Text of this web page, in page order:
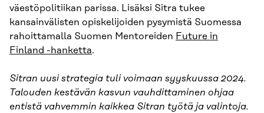
väestöpolitiikan parissa. Lisäksi Sitra tukee
kansainvälisten opiskelijoiden pysymistä Suomessa
rahoittamalla Suomen Mentoreiden Future in
Finland -hanketta.
Sitran uusi strategia tuli voimaan syyskuussa 2024.
Talouden kestävän kasvun vauhdittaminen ohjaa
entistä vahvemmin kaikkea Sitran työtä ja valintoja.